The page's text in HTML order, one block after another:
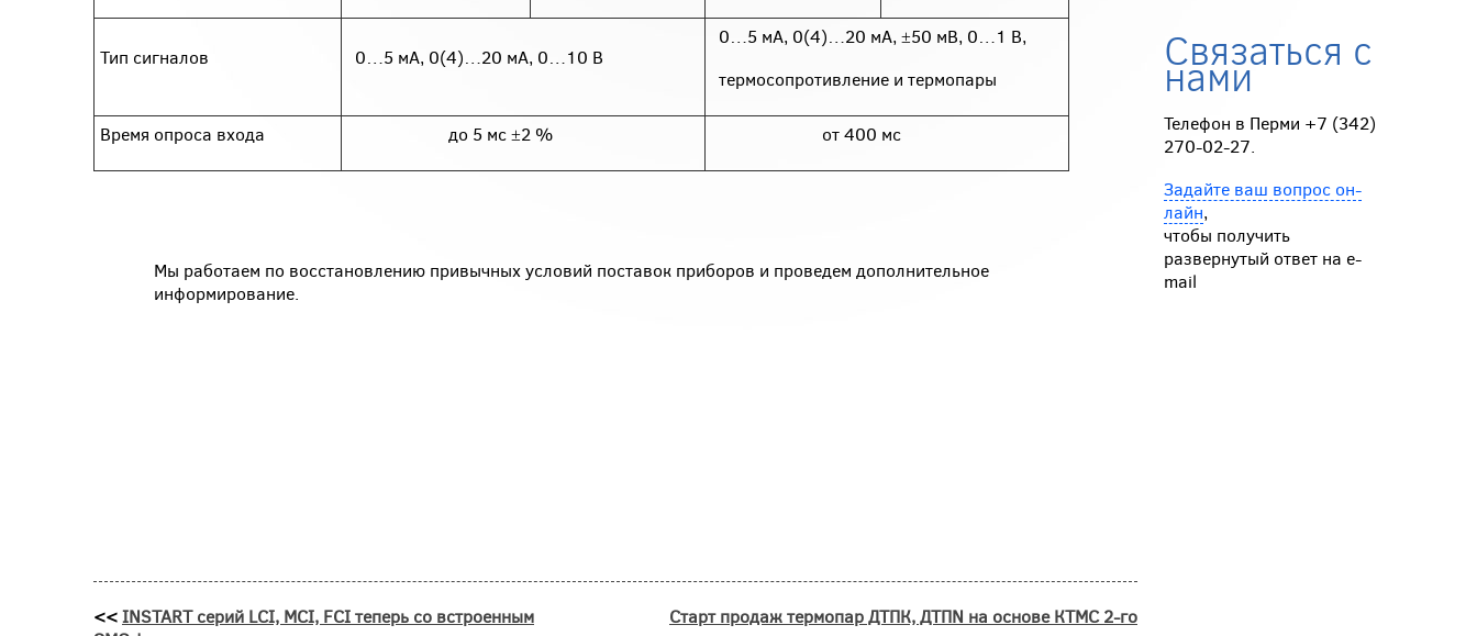
Тип сигналов 0…5 мА, 0(4)…20 мА, 0…10 В
0…5 мА, 0(4)…20 мА, ±50 мВ, 0…1 В,
термосопротивление и термопары
Время опроса входа до 5 мс ±2 % от 400 мс
Мы работаем по восстановлению привычных условий поставок приборов и проведем дополнительное
информирование.
<<INSTART серий LCI, MCI, FCI теперь со встроенным
Старт продаж термопар ДТПК, ДТПN на основе КТМС 2-го
Связаться с
нами
Телефон в Перми +7 (342)
270-02-27.
Задайте ваш вопрос он-
лайн,
чтобы получить
развернутый ответ на e-
mail